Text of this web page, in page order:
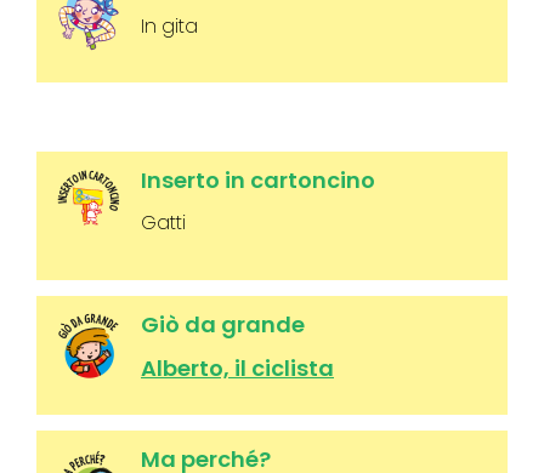
In gita
Inserto in cartoncino
Gatti
Giò da grande
Alberto, il ciclista
Ma perché?